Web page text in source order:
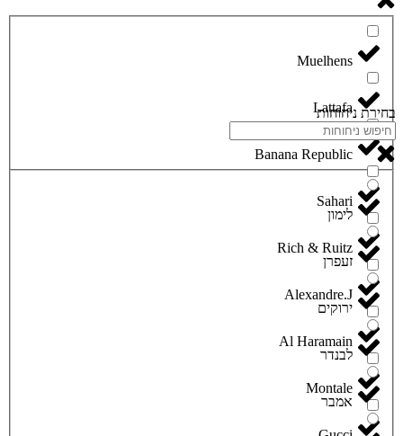
Lattafa
Banana Republic
Sahari
Rich & Ruitz
Alexandre.J
Al Haramain
Montale
בחירת ניחוחות
לימון
זעפרן
ירוקים
לבנדר
אמבר